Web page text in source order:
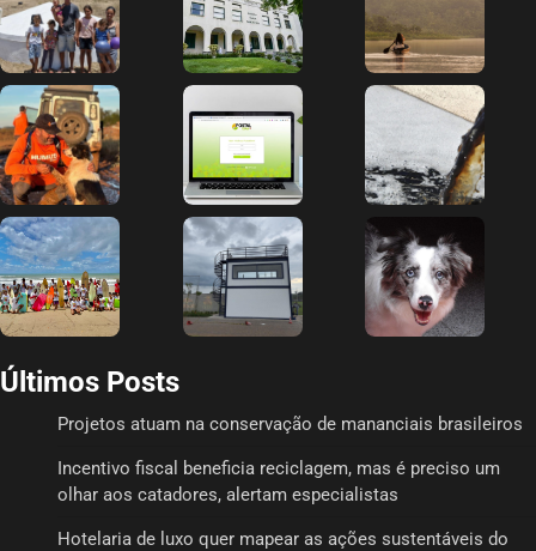
Últimos Posts
Projetos atuam na conservação de mananciais brasileiros
Incentivo fiscal beneficia reciclagem, mas é preciso um
olhar aos catadores, alertam especialistas
Hotelaria de luxo quer mapear as ações sustentáveis do